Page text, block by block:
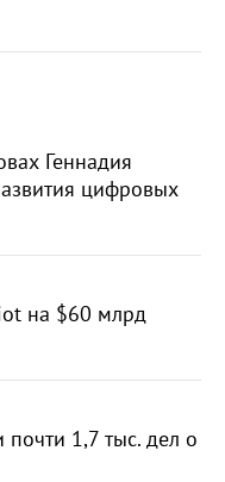
Геннадия
цифровых
на $60 млрд
почти 1,7 тыс. дел о